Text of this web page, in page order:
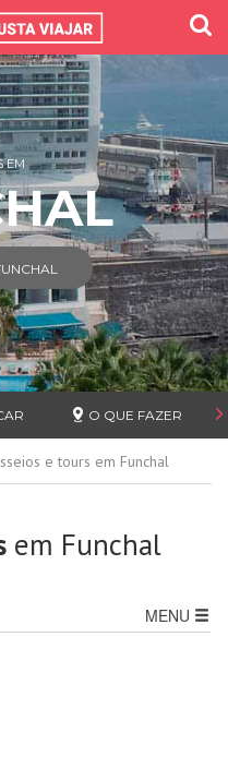
EM
O QUE FAZER
e tours em Funchal
em Funchal
MENU